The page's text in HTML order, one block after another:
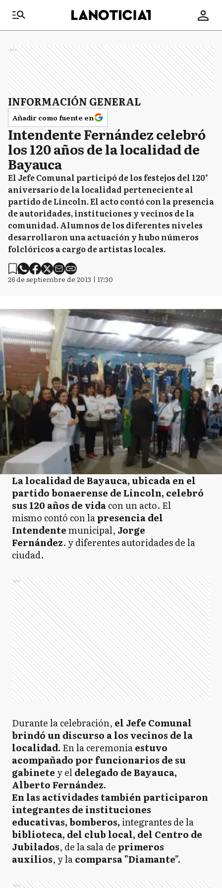
Ads
INFORMACIÓN GENERAL
Añadir como fuente en
Intendente Fernández celebró
los 120 años de la localidad de
Bayauca
El Jefe Comunal participó de los festejos del 120°
aniversario de la localidad perteneciente al
partido de Lincoln. El acto contó con la presencia
de autoridades, instituciones y vecinos de la
comunidad. Alumnos de los diferentes niveles
desarrollaron una actuación y hubo números
folclóricos a cargo de artistas locales.
26 de septiembre de 2013 | 17:30
La localidad de Bayauca, ubicada en el
partido bonaerense de Lincoln, celebró
sus 120 años de vidacon un acto. El
mismo contó con lapresencia del
Intendentemunicipal, Jorge
Fernández. y diferentes autoridades de la
ciudad.
Ads
Durante la celebración, el Jefe Comunal
brindó un discurso a los vecinos de la
localidad. En la ceremoniaestuvo
acompañado por funcionarios de su
gabinete y eldelegado de Bayauca,
Alberto Fernández.
En las actividades también participaron
integrantes de instituciones
educativas, bomberos, integrantes de la
biblioteca, del club local, del Centro de
Jubilados, de la sala de primeros
auxilios, y lacomparsa "Diamante".
Ads